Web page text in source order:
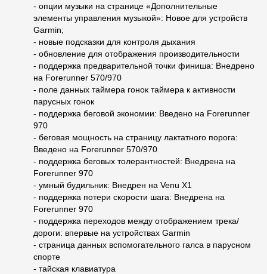
- опции музыки на странице «Дополнительные
элементы управления музыкой»: Новое для устройств
Garmin;
- новые подсказки для контроля дыхания
- обновление для отображения производительности
- поддержка предварительной точки финиша: Внедрено
на Forerunner 570/970
- поле данных таймера гонок таймера к активности
парусных гонок
- поддержка беговой экономии: Введено на Forerunner
970
- беговая мощность на страницу лактатного порога:
Введено на Forerunner 570/970
- поддержка беговых толерантностей: Внедрена на
Forerunner 970
- умный будильник: Внедрен на Venu X1
- поддержка потери скорости шага: Внедрена на
Forerunner 970
- поддержка переходов между отображением трека/
дороги: впервые на устройствах Garmin
- страница данных вспомогательного галса в парусном
спорте
- тайская клавиатура